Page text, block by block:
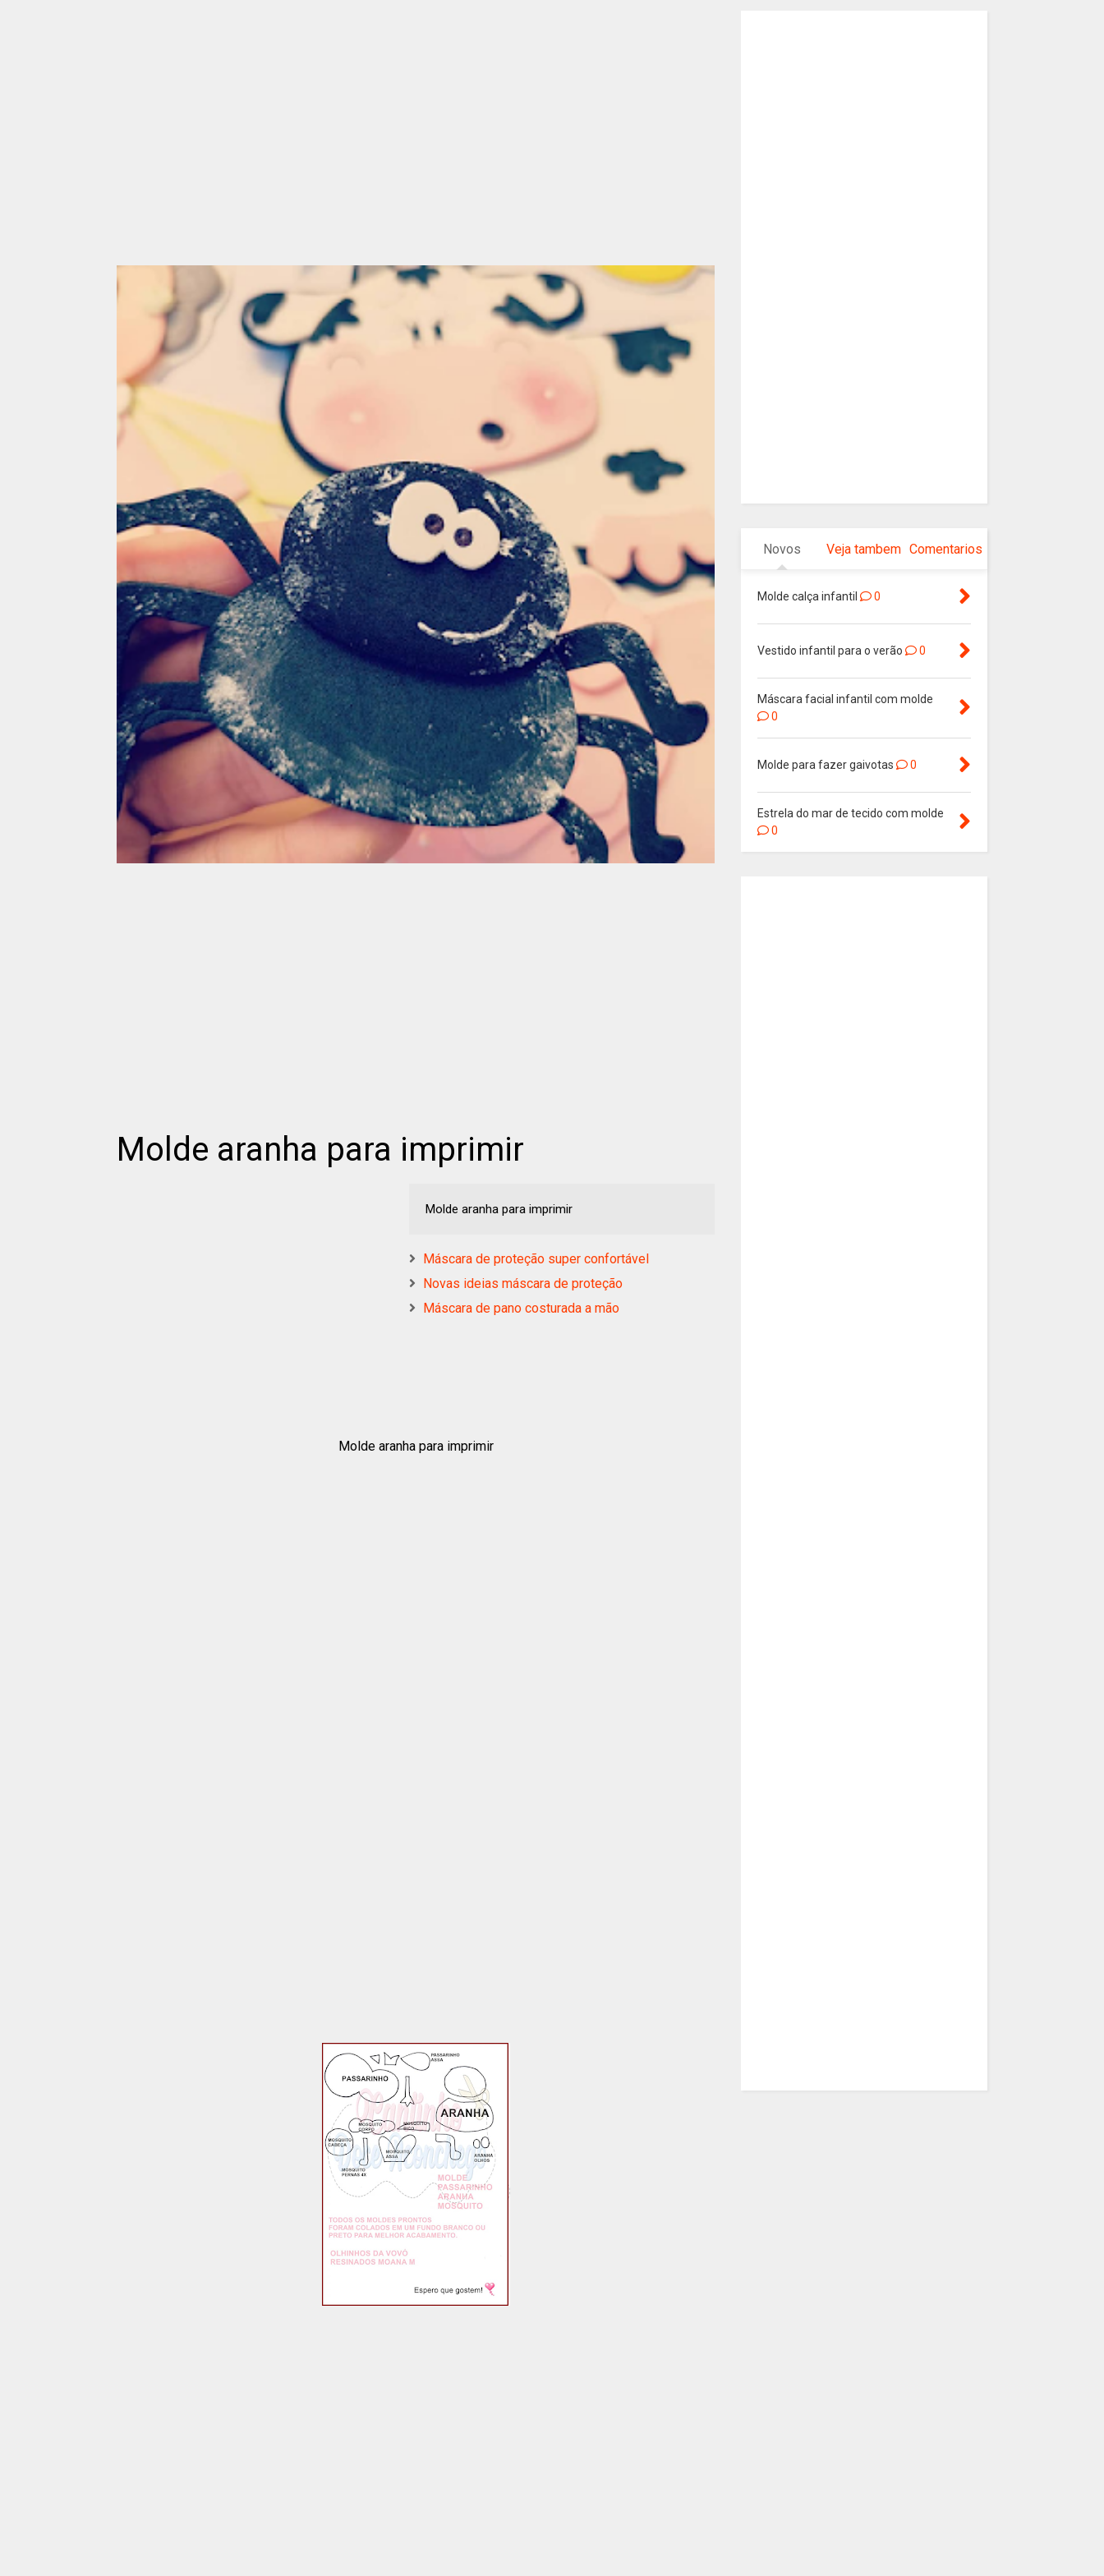
Molde aranha para imprimir
Molde aranha para imprimir
Máscara de proteção super confortável
Novas ideias máscara de proteção
Máscara de pano costurada a mão
Molde aranha para imprimir
Novos Veja tambem Comentarios
Molde calça infantil 0
Vestido infantil para o verão 0
Máscara facial infantil com molde
0
Molde para fazer gaivotas 0
Estrela do mar de tecido com molde
0